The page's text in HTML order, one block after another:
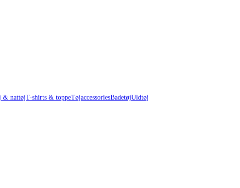
& nattøjT-shirts & toppeTøjaccessoriesBadetøjUldtøj